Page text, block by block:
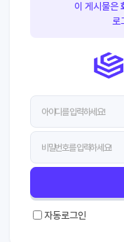
이 게시물은
로
자동로그인